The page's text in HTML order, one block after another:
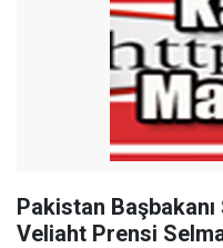
Pakistan
Veliaht Prensi